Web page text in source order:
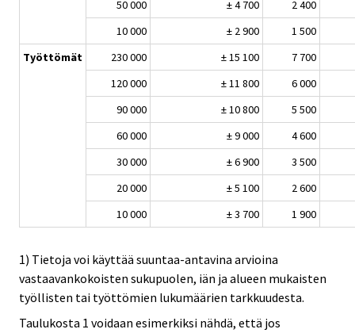
50 000
± 4 700
2 400
10 000
± 2 900
1 500
Työttömät
230 000 ± 15 100
7 700
120 000
± 11 800
6 000
90 000
± 10 800
5 500
60 000
± 9 000
4 600
30 000
± 6 900
3 500
20 000
± 5 100
2 600
10 000
± 3 700 1 900
1) Tietoja voi käyttää suuntaa-antavina arvioina
vastaavankokoisten sukupuolen, iän ja alueen mukaisten
työllisten tai työttömien lukumäärien tarkkuudesta.
Taulukosta 1 voidaan esimerkiksi nähdä, että jos